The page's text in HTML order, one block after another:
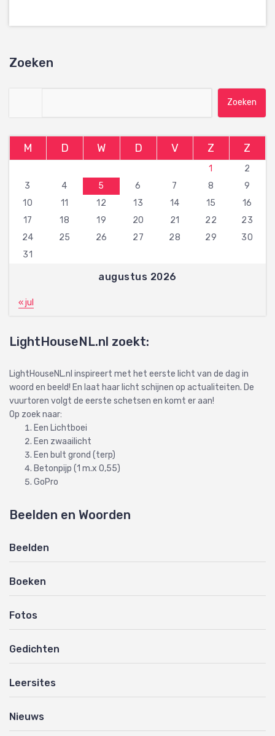
Zoeken
augustus 2026
M D W D V Z Z
1
2
3
4 5 6 7 8
9
10
11 12 13 14 15
16
17
18 19 20 21 22
23
24
25 26 27 28 29
30
31
« jul
LightHouseNL.nl zoekt:
LightHouseNL.nl inspireert met het eerste licht van de dag in
woord en beeld! En laat haar licht schijnen op actualiteiten. De
vuurtoren volgt de eerste schetsen en komt er aan!
Op zoek naar:
Een Lichtboei
Een zwaailicht
Een bult grond (terp)
Betonpijp (1 m.x 0,55)
GoPro
Beelden en Woorden
Beelden
Boeken
Fotos
Gedichten
Leersites
Nieuws